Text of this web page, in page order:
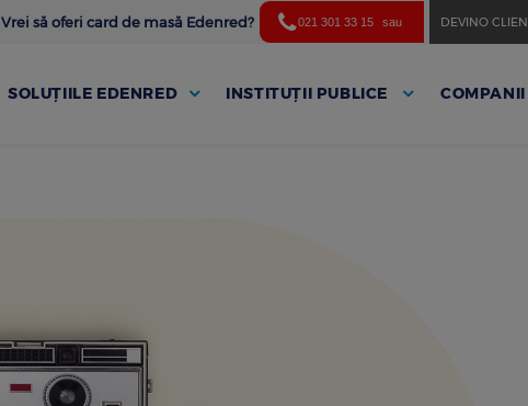
Vrei să oferi card de masă Edenred? 021 301 33 15 sau DEVINO
SOLUȚIILE EDENRED INSTITUȚII PUBLICE COMPANII